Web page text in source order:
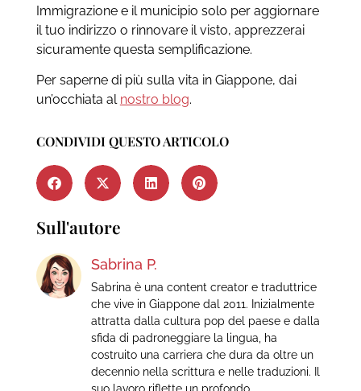
Immigrazione e il municipio solo per aggiornare
il tuo indirizzo o rinnovare il visto, apprezzerai
sicuramente questa semplificazione.
Per saperne di più sulla vita in Giappone, dai
un’occhiata al nostro blog.
CONDIVIDI QUESTO ARTICOLO
Sull'autore
Sabrina P.
Sabrina è una content creator e traduttrice
che vive in Giappone dal 2011. Inizialmente
attratta dalla cultura pop del paese e dalla
sfida di padroneggiare la lingua, ha
costruito una carriera che dura da oltre un
decennio nella scrittura e nelle traduzioni. Il